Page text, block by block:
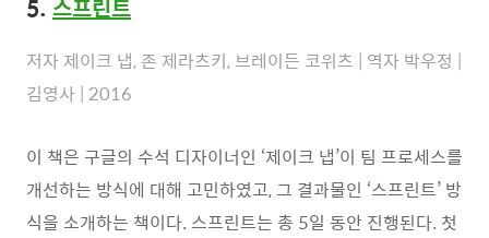
5. 스프린트
저자 제이크 냅, 존 제라츠키, 브레이든 코위츠 | 역자 박우정 |
김영사 | 2016
이 책은 구글의 수석 디자이너인 ‘제이크 냅’이 팀 프로세스를
개선하는 방식에 대해 고민하였고, 그 결과물인 ‘스프린트’ 방
식을 소개하는 책이다. 스프린트는 총 5일 동안 진행된다. 첫